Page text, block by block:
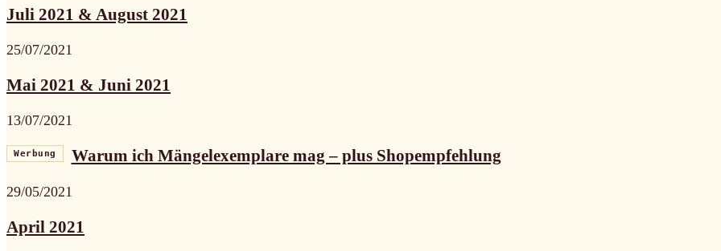
Juli 2021 & August 2021
25/07/2021
Mai 2021 & Juni 2021
13/07/2021
Werbung Warum ich Mängelexemplare mag – plus Shopempfehlung
29/05/2021
April 2021